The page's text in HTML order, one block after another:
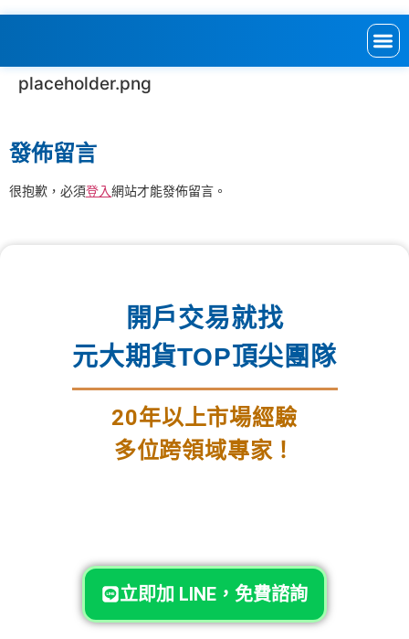
placeholder.png
發佈留言
很抱歉，必須登入網站才能發佈留言。
開戶交易就找
元大期貨TOP頂尖團隊
20年以上市場經驗
多位跨領域專家！
立即加 LINE，免費諮詢